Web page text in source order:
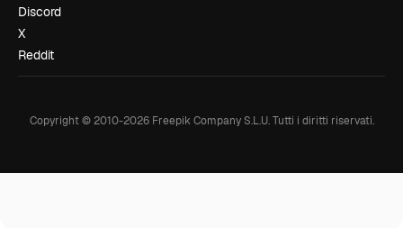
Discord
X
Reddit
Copyright © 2010-2026Freepik Company S.L.U. Tutti i diritti riservati.